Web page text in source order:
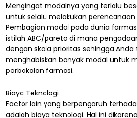
Mengingat modalnya yang terlalu
untuk selalu melakukan
Pembagian modal pada dunia
istilah ABC/pareto di mana
dengan skala prioritas sehingga Anda
menghabiskan banyak modal untuk
perbekalan farmasi.
Biaya Teknologi
Factor lain yang berpengaruh
adalah biaya teknologi. Hal ini